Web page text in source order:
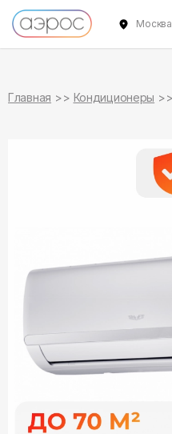
Москва
Главная Кондиционеры
в наличии
в наличии